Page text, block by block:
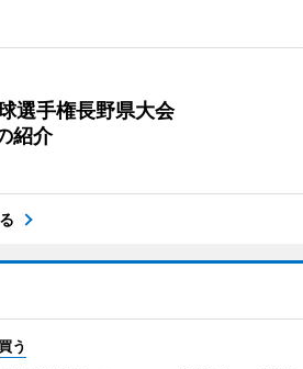
選手権長野県大会
紹介
買う